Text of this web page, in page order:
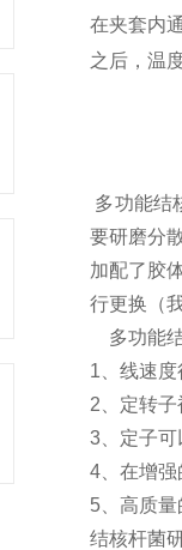
在夹套内
之后，温
多功能结
要研磨分
加配了胶
行更换（
多功能
1、线速
2、定转
3、定子
4、在增
5、高质
结核杆菌